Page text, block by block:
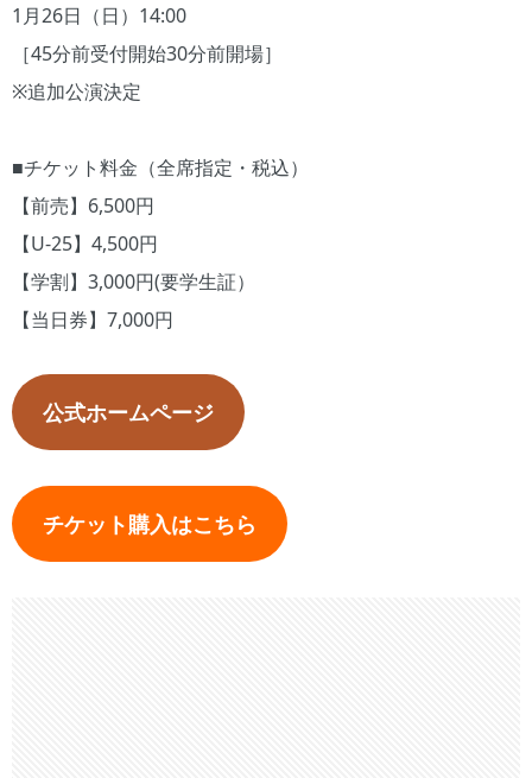
1月26日（日）14:00
［45分前受付開始30分前開場］
※追加公演決定
■チケット料金（全席指定・税込）
【前売】6,500円
【U-25】4,500円
【学割】3,000円(要学生証）
【当日券】7,000円
公式ホームページ
チケット購入はこちら